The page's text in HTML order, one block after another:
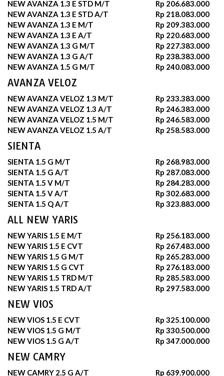
NEW AVANZA 1.3 E STD M/T
Rp 206.683.000
NEW AVANZA 1.3 E STD A/T
Rp 218.083.000
NEW AVANZA 1.3 E M/T
Rp 209.383.000
NEW AVANZA 1.3 E A/T
Rp 220.683.000
NEW AVANZA 1.3 G M/T
Rp 227.383.000
NEW AVANZA 1.3 G A/T
Rp 238.383.000
NEW AVANZA 1.5 G M/T
Rp 240.083.000
AVANZA VELOZ
NEW AVANZA VELOZ 1.3 M/T
Rp 233.383.000
NEW AVANZA VELOZ 1.3 A/T
Rp 246.383.000
NEW AVANZA VELOZ 1.5 M/T
Rp 246.583.000
NEW AVANZA VELOZ 1.5 A/T
Rp 258.583.000
SIENTA
SIENTA 1.5 G M/T
Rp 268.983.000
SIENTA 1.5 G A/T
Rp 287.083.000
SIENTA 1.5 V M/T
Rp 284.283.000
SIENTA 1.5 V A/T
Rp 302.683.000
SIENTA 1.5 Q A/T
Rp 323.883.000
ALL NEW YARIS
NEW YARIS 1.5 E M/T
Rp 256.183.000
NEW YARIS 1.5 E CVT
Rp 267.483.000
NEW YARIS 1.5 G M/T
Rp 265.283.000
NEW YARIS 1.5 G CVT
Rp 276.183.000
NEW YARIS 1.5 TRD M/T
Rp 285.583.000
NEW YARIS 1.5 TRD A/T
Rp 297.583.000
NEW VIOS
NEW VIOS 1.5 E CVT
Rp 325.100.000
NEW VIOS 1.5 G M/T
Rp 330.500.000
NEW VIOS 1.5 G A/T
Rp 347.000.000
NEW CAMRY
NEW CAMRY 2.5 G A/T
Rp 639.900.000